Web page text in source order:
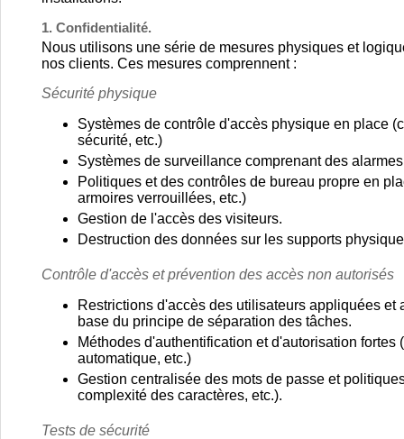
1. Confidentialité.
Nous utilisons une série de mesures physiques et
nos clients. Ces mesures comprennent :
Sécurité physique
Systèmes de contrôle d'accès physique en place
sécurité, etc.)
Systèmes de surveillance comprenant des
Politiques et des contrôles de bureau propre en
armoires verrouillées, etc.)
Gestion de l'accès des visiteurs.
Destruction des données sur les supports
Contrôle d'accès et prévention des accès non autorisés
Restrictions d'accès des utilisateurs appliquées
base du principe de séparation des tâches.
Méthodes d'authentification et d'autorisation
automatique, etc.)
Gestion centralisée des mots de passe et
complexité des caractères, etc.).
Tests de sécurité